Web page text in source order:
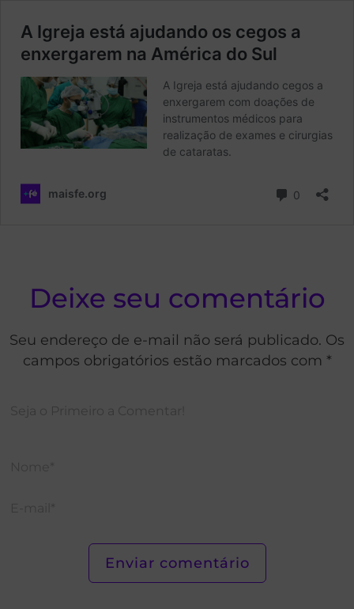
Deixe seu comentário
Seu endereço de e-mail não será publicado. Os
campos obrigatórios estão marcados com *